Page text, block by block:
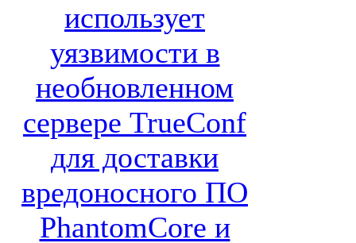
использует
уязвимости в
необновленном
сервере TrueConf
для доставки
вредоносного ПО
PhantomCore и